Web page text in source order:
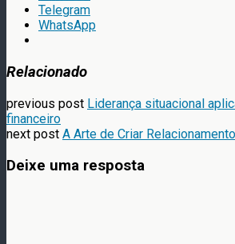
Telegram
WhatsApp
Relacionado
previous post Liderança situacional
financeiro
next post A Arte de Criar
Deixe uma resposta